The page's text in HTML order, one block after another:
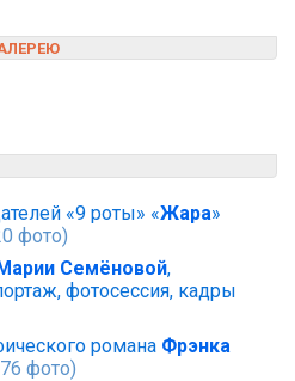
«9 роты» «Жара»
фото)
Семёновой,
фотосессия, кадры
романа Фрэнка
фото)